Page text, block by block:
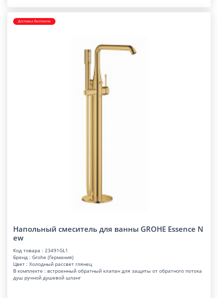
Доставка бесплатно
Напольный смеситель для ванны GROHE Essence N
ew
Код товара : 23491GL1
Бренд : Grohe (Германия)
Цвет : Холодный рассвет глянец
В комплекте : встроенный обратный клапан для защиты от обратного потока
душ ручной душевой шланг